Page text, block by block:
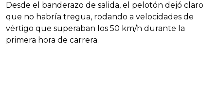
Desde el banderazo de salida, el pelotón dejó claro
que no habría tregua, rodando a velocidades de
vértigo que superaban los 50 km/h durante la
primera hora de carrera.